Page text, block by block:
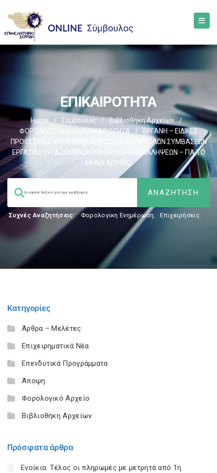
ΕΠΙΚΑΙΡΟΤΗΤΑ
Home / Σύμβουλος / Βιβλιοθήκη Αρχείων
/
ΦΟΡΟΛΟΓΙΣΤΙΚΑ
ΕΠΙΚΑΙΡΟΤΗΤΑ /
ΕΡΓΑΝΗ – ΕΙΔΙΚΕΣ
ΠΡΟΘΕΣΜΙΕΣ ΥΠΟΒΟΛΗΣ ΔΗΛΩΣΕΩΝ ΑΝΑΣΤΟΛΩΝ ΣΥΜΒΑΣΕΩΝ
ΕΡΓΑΣΙΑΣ ΕΡΓΑΖΟΜΕΝΩΝ ΚΑΙ ΟΡΘΩΝ ΕΠΑΝΑΛΗΨΕΩΝ – ΓΙΑ ΤΟ
ΜΗΝΑ ΑΠΡΙΛΙΟ
Συχνές Αναζητήσεις: Φορολογικη Ενημέρωση, Επιχειρήσεις
Κατηγορίες
Άρθρα – Μελέτες
Επιχειρηματικά Νέα
Επενδυτικά Προγράμματα
Άποψη
Φορολογικό Αρχείο
Βιβλιοθήκη Αρχείων
Πρόσφατα άρθρα
Ενοίκια: Τέλος οι πληρωμές με μετρητά από 1η